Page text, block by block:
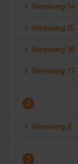
Reeweg 14
Reeweg 15
Reeweg 16
Reeweg 17
2
Reeweg 2
3